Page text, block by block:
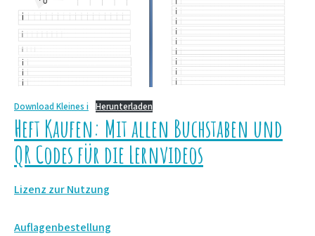
Download Kleines i Herunterladen
Heft Kaufen: Mit allen Buchstaben und
QR Codes für die Lernvideos
Lizenz zur Nutzung
Auflagenbestellung